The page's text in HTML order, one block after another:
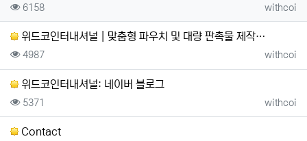
등록자
withcoi
조회
6158
위드코인터내셔널 | 맞춤형 파우치 및 대량 판촉물 제작…
등록자
withcoi
조회
4987
위드코인터내셔널: 네이버 블로그
등록자
withcoi
조회
5371
Contact